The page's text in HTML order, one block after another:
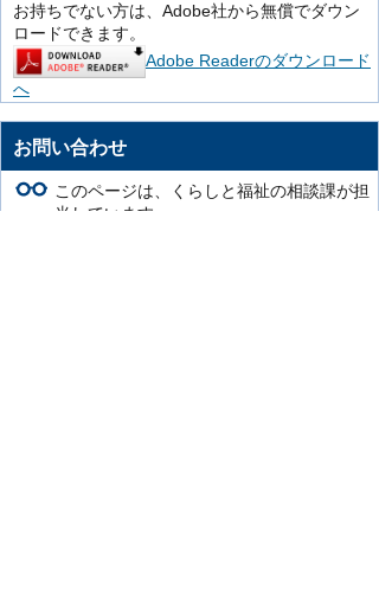
お持ちでない方は、Adobe社から無償でダウン
ロードできます。
Adobe Readerのダウンロード
へ
お問い合わせ
このページは、くらしと福祉の相談課が担
当しています。